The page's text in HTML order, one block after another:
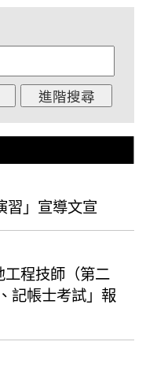
習」宣導文宣
工程技師（第二
記帳士考試」報